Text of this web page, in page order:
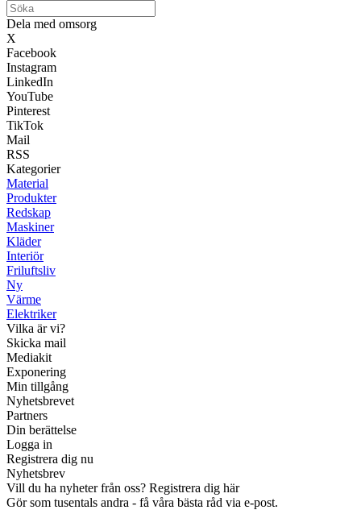
Dela med omsorg
X
Facebook
Instagram
LinkedIn
YouTube
Pinterest
TikTok
Mail
RSS
Kategorier
Material
Produkter
Redskap
Maskiner
Kläder
Interiör
Friluftsliv
Ny
Värme
Elektriker
Vilka är vi?
Skicka mail
Mediakit
Exponering
Min tillgång
Nyhetsbrevet
Partners
Din berättelse
Logga in
Registrera dig nu
Nyhetsbrev
Vill du ha nyheter från oss? Registrera dig här
Gör som tusentals andra - få våra bästa råd via e-post.